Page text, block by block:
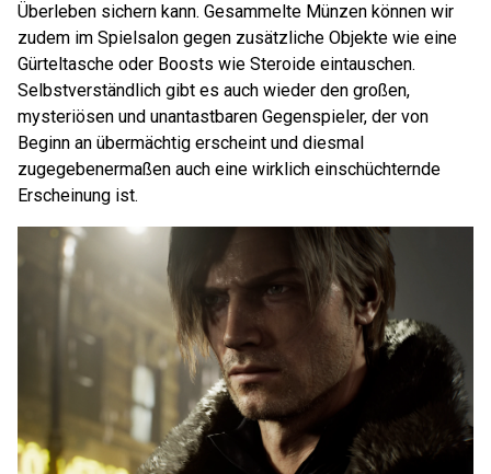
Überleben sichern kann. Gesammelte Münzen können wir
zudem im Spielsalon gegen zusätzliche Objekte wie eine
Gürteltasche oder Boosts wie Steroide eintauschen.
Selbstverständlich gibt es auch wieder den großen,
mysteriösen und unantastbaren Gegenspieler, der von
Beginn an übermächtig erscheint und diesmal
zugegebenermaßen auch eine wirklich einschüchternde
Erscheinung ist.